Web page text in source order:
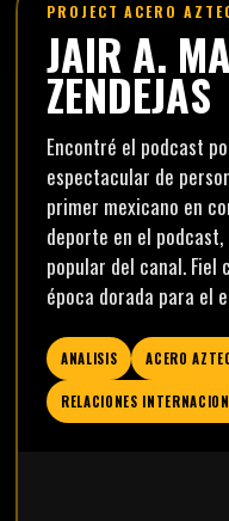
PROJECT ACERO
JAIR A.
ZENDEJAS
Encontré el podcast
espectacular de
primer mexicano en
deporte en el
popular del canal.
época dorada para el
ANALISIS ACERO
RELACIONES